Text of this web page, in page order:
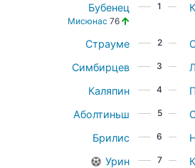
Бубенец
Мисюнас 76
1
Страуме 2
Симбирцев
3
Каляпин
4
Аболтиньш
5
Брилис
6
Урин
7